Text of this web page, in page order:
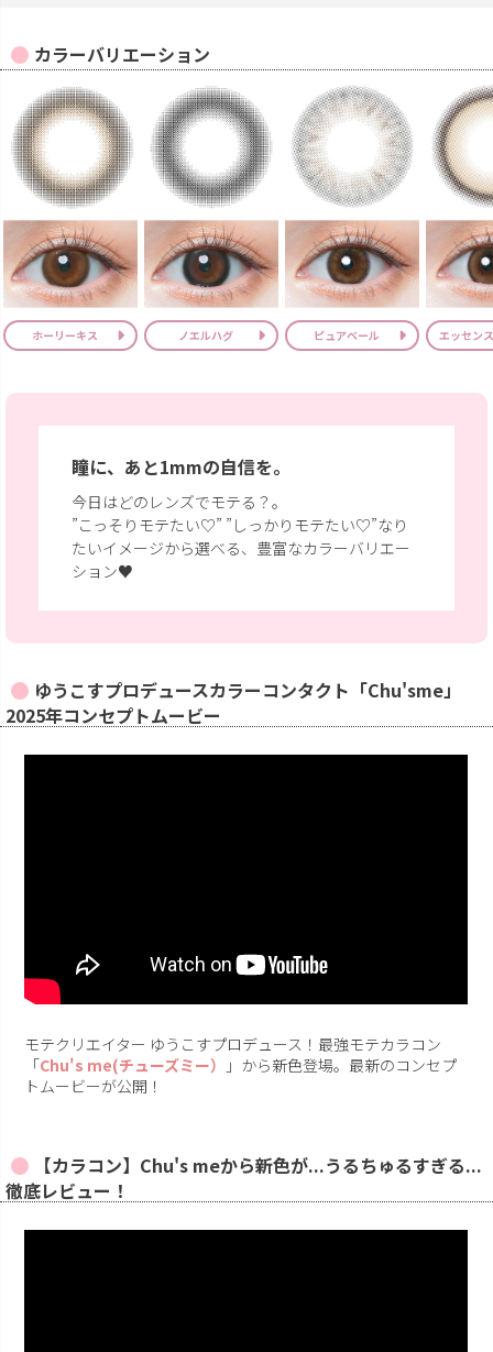
カラーバリエーション
ホーリーキス ノエルハグ ピュアベール エッセン
瞳に、あと1mmの自信を。
今日はどのレンズでモテる？ 。
”こっそりモテたい♡” ”しっかりモテたい♡”なり
たいイメージから選べる、豊富なカラーバリエー
ション♥
ゆうこすプロデュースカラーコンタクト「Chu'sme」
2025年コンセプトムービー
モテクリエイター ゆうこすプロデュース！最強モテカラコン
「Chu's me(チューズミー）
」から新色登場。最新のコンセプ
トムービーが公開！
【カラコン】Chu's meから新色が...うるちゅるすぎる...
徹底レビュー！